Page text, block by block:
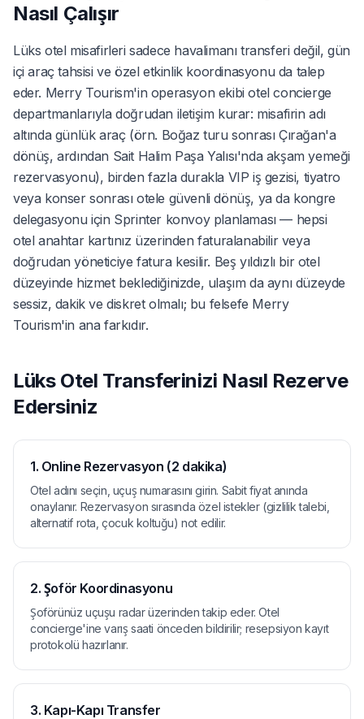
Nasıl Çalışır
Lüks otel misafirleri sadece havalimanı transferi değil, gün
içi araç tahsisi ve özel etkinlik koordinasyonu da talep
eder. Merry Tourism'in operasyon ekibi otel concierge
departmanlarıyla doğrudan iletişim kurar: misafirin adı
altında günlük araç (örn. Boğaz turu sonrası Çırağan'a
dönüş, ardından Sait Halim Paşa Yalısı'nda akşam yemeği
rezervasyonu), birden fazla durakla VIP iş gezisi, tiyatro
veya konser sonrası otele güvenli dönüş, ya da kongre
delegasyonu için Sprinter konvoy planlaması — hepsi
otel anahtar kartınız üzerinden faturalanabilir veya
doğrudan yöneticiye fatura kesilir. Beş yıldızlı bir otel
düzeyinde hizmet beklediğinizde, ulaşım da aynı düzeyde
sessiz, dakik ve diskret olmalı; bu felsefe Merry
Tourism'in ana farkıdır.
Lüks Otel Transferinizi Nasıl Rezerve
Edersiniz
1. Online Rezervasyon (2 dakika)
Otel adını seçin, uçuş numarasını girin. Sabit fiyat anında
onaylanır. Rezervasyon sırasında özel istekler (gizlilik talebi,
alternatif rota, çocuk koltuğu) not edilir.
2. Şoför Koordinasyonu
Şoförünüz uçuşu radar üzerinden takip eder. Otel
concierge'ine varış saati önceden bildirilir; resepsiyon kayıt
protokolü hazırlanır.
3. Kapı-Kapı Transfer